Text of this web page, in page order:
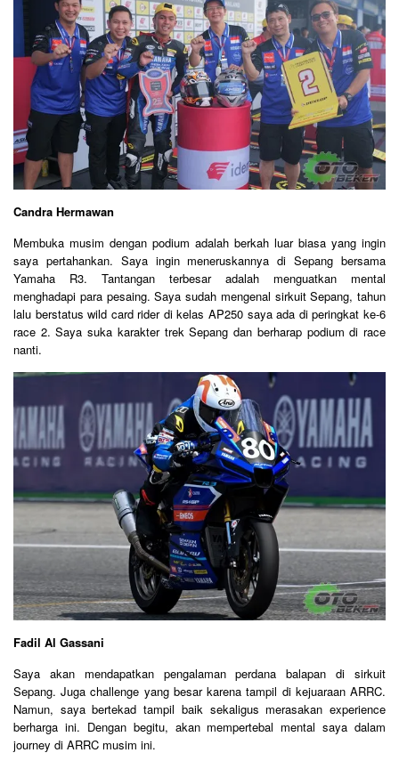
Candra Hermawan
Membuka musim dengan podium adalah berkah luar biasa yang ingin
saya pertahankan. Saya ingin meneruskannya di Sepang bersama
Yamaha R3. Tantangan terbesar adalah menguatkan mental
menghadapi para pesaing. Saya sudah mengenal sirkuit Sepang, tahun
lalu berstatus wild card rider di kelas AP250 saya ada di peringkat ke-6
race 2. Saya suka karakter trek Sepang dan berharap podium di race
nanti.
Fadil Al Gassani
Saya akan mendapatkan pengalaman perdana balapan di sirkuit
Sepang. Juga challenge yang besar karena tampil di kejuaraan ARRC.
Namun, saya bertekad tampil baik sekaligus merasakan experience
berharga ini. Dengan begitu, akan mempertebal mental saya dalam
journey di ARRC musim ini.